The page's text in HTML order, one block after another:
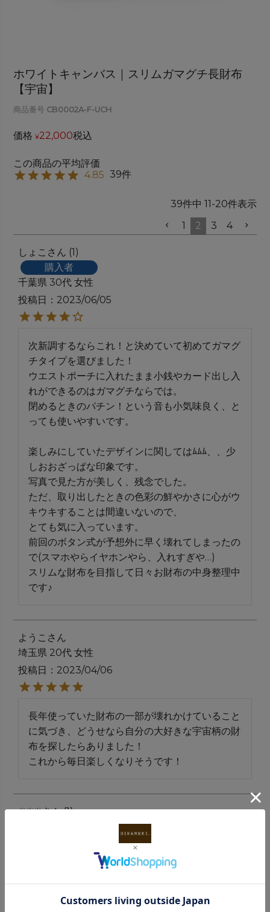
ホワイトキャンバス｜スリムガマグチ長財布
【宇宙】
商品番号 CB0002A-F-UCH
価格 ¥22,000税込
4.85 39
39件中 11-20件表示
1
2 3 4
しょこ
1
購入者
千葉県 30代 女性
投稿日
2023/06/05
次新調するならこれ！と決めていて初めてガマグ
チタイプを選びました！
ウエストポーチに入れたまま小銭やカード出し入
れができるのはガマグチならでは。
閉めるときのパチン！という音も小気味良く、と
っても使いやすいです。
楽しみにしていたデザインに関してはﾑﾑﾑ、、少
しおおざっぱな印象です。
写真で見た方が美しく、残念でした。
ただ、取り出したときの色彩の鮮やかさに心がウ
キウキすることは間違いないので、
とても気に入っています。
前回のボタン式が予想外に早く壊れてしまったの
で(スマホやらイヤホンやら、入れすぎや…)
スリムな財布を目指して日々お財布の中身整理中
です♪
ようこ
埼玉県 20代 女性
投稿日
2023/04/06
長年使っていた財布の一部が壊れかけていること
に気づき、どうせなら自分の大好きな宇宙柄の財
布を探したらありました！
これから毎日楽しくなりそうです！
✳✳✳
1
2023/01/25
プレゼントしたら、とても喜んでもらえました。